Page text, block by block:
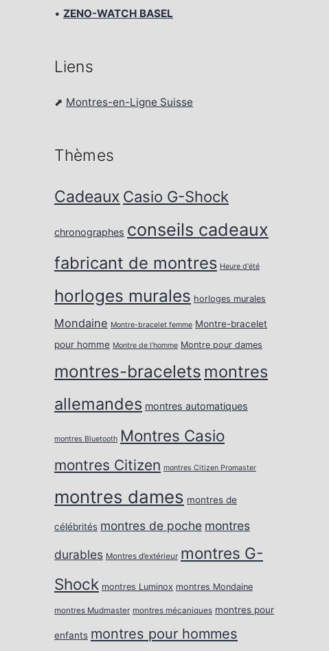
• ZENO-WATCH BASEL
Liens
⬈ Montres-en-Ligne Suisse
Thèmes
Cadeaux Casio G-Shock
chronographes conseils cadeaux
fabricant de montres Heure d'été
horloges murales horloges murales
Mondaine Montre-bracelet femme Montre-bracelet
pour homme Montre de l’homme Montre pour dames
montres-bracelets montres
allemandes montres automatiques
montres Bluetooth Montres Casio
montres Citizen montres Citizen Promaster
montres dames montres de
célébrités montres de poche montres
durables Montres d’extérieur montres G-
Shock montres Luminox montres Mondaine
montres Mudmaster montres mécaniques montres pour
enfants montres pour hommes